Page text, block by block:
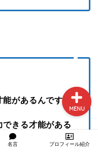
能があるんです。
きる才能がある
名言 プロフィール紹介
MENU